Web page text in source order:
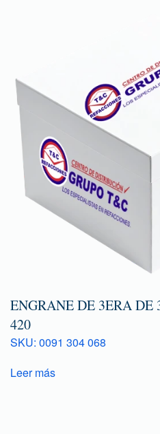
ENGRANE DE 3ERA DE
420
SKU: 0091 304 068
Leer más